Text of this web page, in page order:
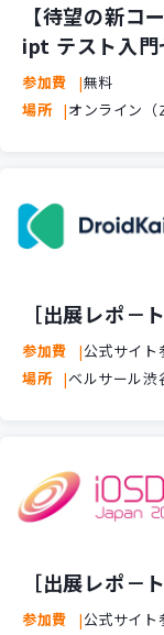
【待望の新
ipt テスト入
のき～
参加費
無料
場所
オンライン（
［出展レポ
参加費
公式サイ
場所
ベルサール渋
［出展レポ
参加費
公式サイ